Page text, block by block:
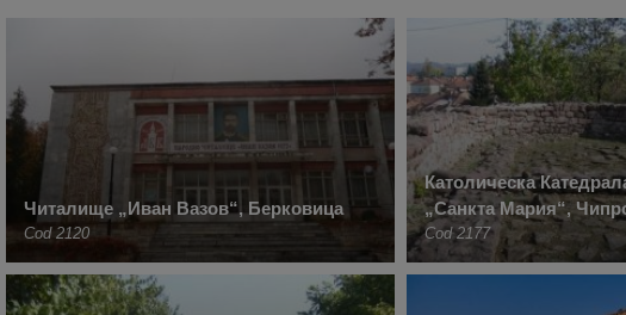
Читалище „Иван Вазов“, Берковица
Cod 2120
Католическа
„Санкта Мария“,
Cod 2177